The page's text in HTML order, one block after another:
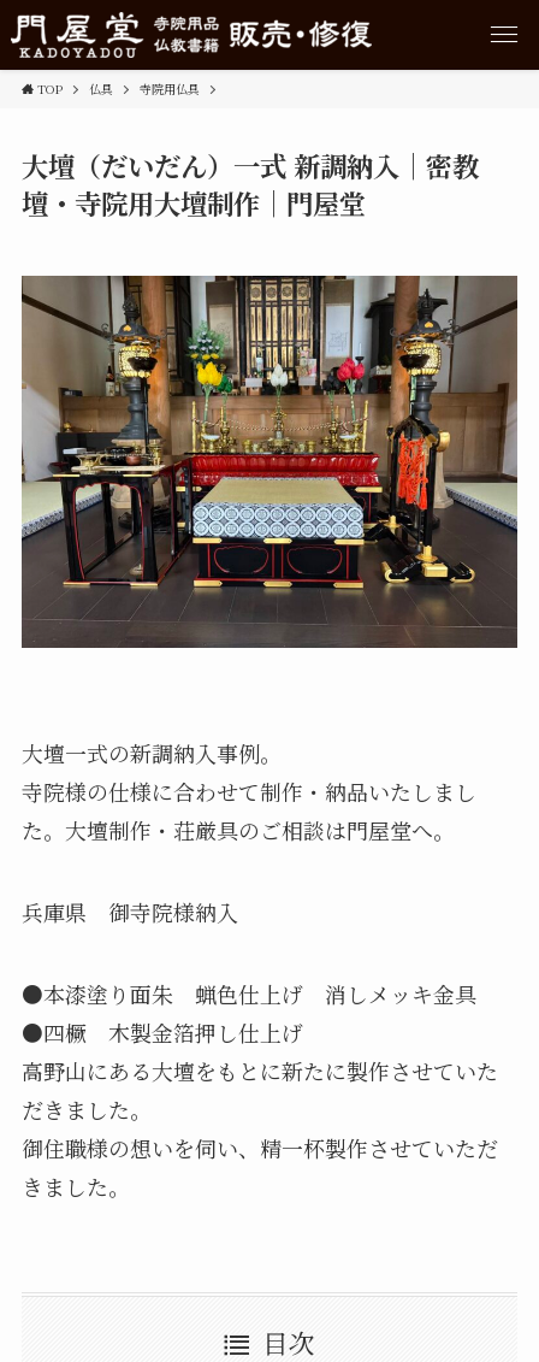
TOP 仏具 寺院用仏具
大壇（だいだん）一式 新調納入｜密教
壇・寺院用大壇制作｜門屋堂
大壇一式の新調納入事例。
寺院様の仕様に合わせて制作・納品いたしまし
た。大壇制作・荘厳具のご相談は門屋堂へ。
兵庫県 御寺院様納入
●本漆塗り面朱 蝋色仕上げ 消しメッキ金具
●四橛 木製金箔押し仕上げ
高野山にある大壇をもとに新たに製作させていた
だきました。
御住職様の想いを伺い、精一杯製作させていただ
きました。
目次